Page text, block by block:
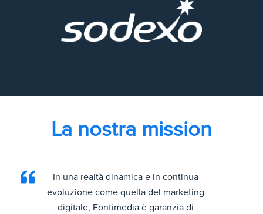
La nostra mission
In una realtà dinamica e in continua
evoluzione come quella del marketing
digitale, Fontimedia è garanzia di